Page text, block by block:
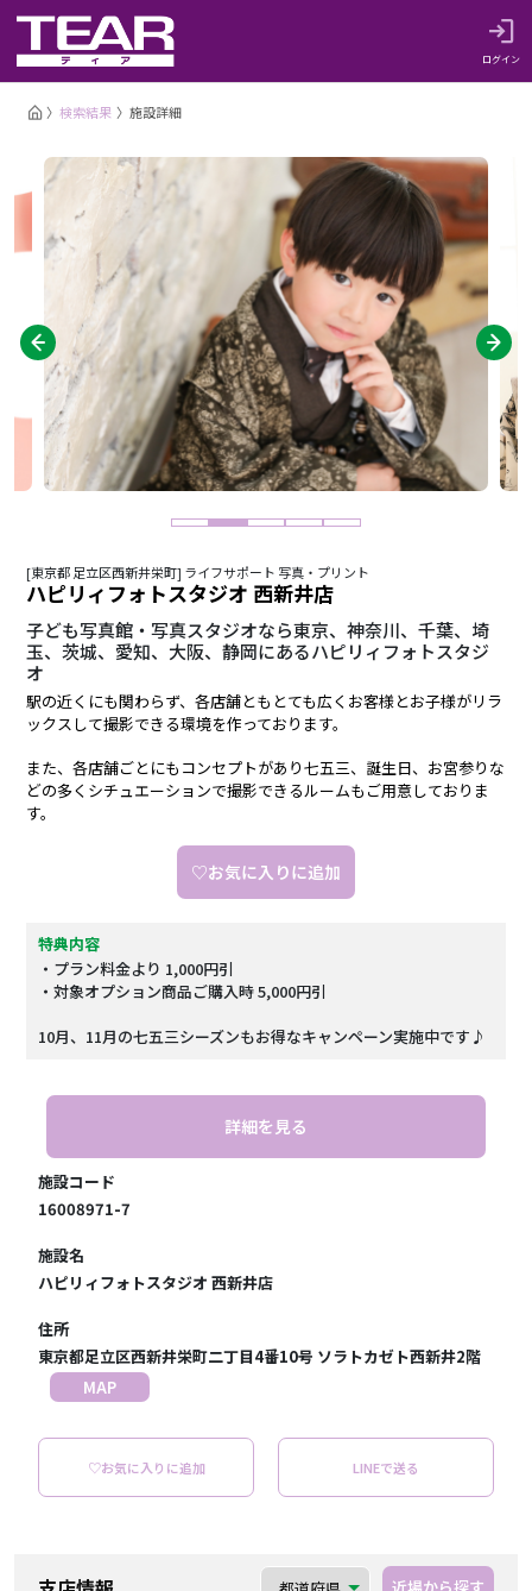
ログイン
検索結果 施設詳細
[東京都 足立区西新井栄町] ライフサポート 写真・プリント
ハピリィフォトスタジオ 西新井店
子ども写真館・写真スタジオなら東京、神奈川、千葉、埼
玉、茨城、愛知、大阪、静岡にあるハピリィフォトスタジ
オ
駅の近くにも関わらず、各店舗ともとても広くお客様とお子様がリラ
ックスして撮影できる環境を作っております。
また、各店舗ごとにもコンセプトがあり七五三、誕生日、お宮参りな
どの多くシチュエーションで撮影できるルームもご用意しておりま
す。
♡お気に入りに追加
特典内容
・プラン料金より 1,000円引
・対象オプション商品ご購入時 5,000円引
10月、11月の七五三シーズンもお得なキャンペーン実施中です♪
詳細を見る
施設コード
16008971-7
施設名
ハピリィフォトスタジオ 西新井店
住所
東京都足立区西新井栄町二丁目4番10号 ソラトカゼト西新井2階
MAP
♡お気に入りに追加 LINEで送る